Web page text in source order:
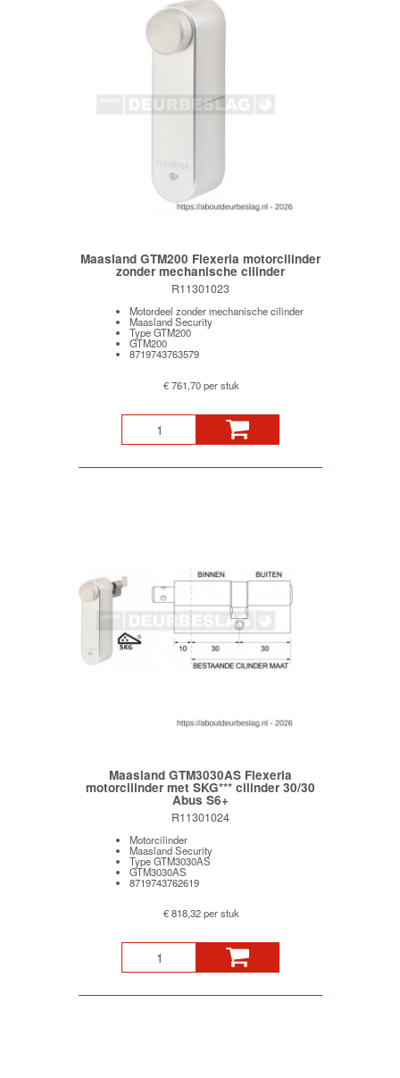
Maasland GTM200 Flexeria motorcilinder
zonder mechanische cilinder
R11301023
Motordeel zonder mechanische cilinder
Maasland Security
Type GTM200
GTM200
8719743763579
€ 761,70 per stuk
Maasland GTM3030AS Flexeria
motorcilinder met SKG*** cilinder 30/30
Abus S6+
R11301024
Motorcilinder
Maasland Security
Type GTM3030AS
GTM3030AS
8719743762619
€ 818,32 per stuk